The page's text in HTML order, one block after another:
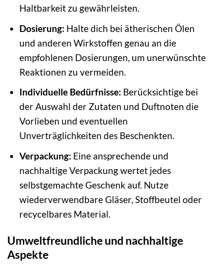
Haltbarkeit zu gewährleisten.
Dosierung: Halte dich bei ätherischen Ölen
und anderen Wirkstoffen genau an die
empfohlenen Dosierungen, um unerwünschte
Reaktionen zu vermeiden.
Individuelle Bedürfnisse: Berücksichtige bei
der Auswahl der Zutaten und Duftnoten die
Vorlieben und eventuellen
Unverträglichkeiten des Beschenkten.
Verpackung: Eine ansprechende und
nachhaltige Verpackung wertet jedes
selbstgemachte Geschenk auf. Nutze
wiederverwendbare Gläser, Stoffbeutel oder
recycelbares Material.
Umweltfreundliche und nachhaltige
Aspekte